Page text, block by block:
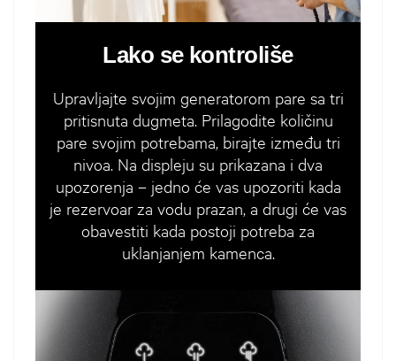
Lako se kontroliše
Upravljajte svojim generatorom pare sa tri
pritisnuta dugmeta. Prilagodite količinu
pare svojim potrebama, birajte između tri
nivoa. Na displeju su prikazana i dva
upozorenja – jedno će vas upozoriti kada
je rezervoar za vodu prazan, a drugi će vas
obavestiti kada postoji potreba za
uklanjanjem kamenca.